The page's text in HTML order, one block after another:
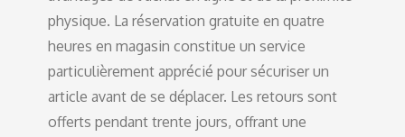
physique. La réservation gratuite en quatre
heures en magasin constitue un service
particulièrement apprécié pour sécuriser un
article avant de se déplacer. Les retours sont
offerts pendant trente jours, offrant une